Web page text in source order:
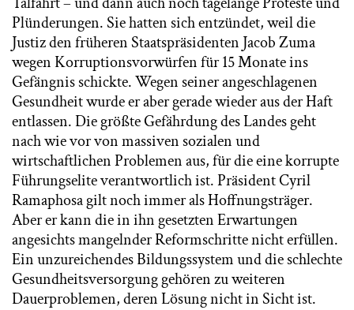
Plünderungen. Sie hatten sich entzündet, weil die
Justiz den früheren Staatspräsidenten Jacob Zuma
wegen Korruptionsvorwürfen für 15 Monate ins
Gefängnis schickte. Wegen seiner angeschlagenen
Gesundheit wurde er aber gerade wieder aus der Haft
entlassen. Die größte Gefährdung des Landes geht
nach wie vor von massiven sozialen und
wirtschaftlichen Problemen aus, für die eine korrupte
Führungselite verantwortlich ist. Präsident Cyril
Ramaphosa gilt noch immer als Hoffnungsträger.
Aber er kann die in ihn gesetzten Erwartungen
angesichts mangelnder Reformschritte nicht erfüllen.
Ein unzureichendes Bildungssystem und die schlechte
Gesundheitsversorgung gehören zu weiteren
Dauerproblemen, deren Lösung nicht in Sicht ist.